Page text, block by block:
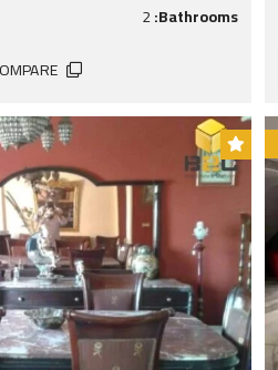
Bathrooms:
2
COMPARE